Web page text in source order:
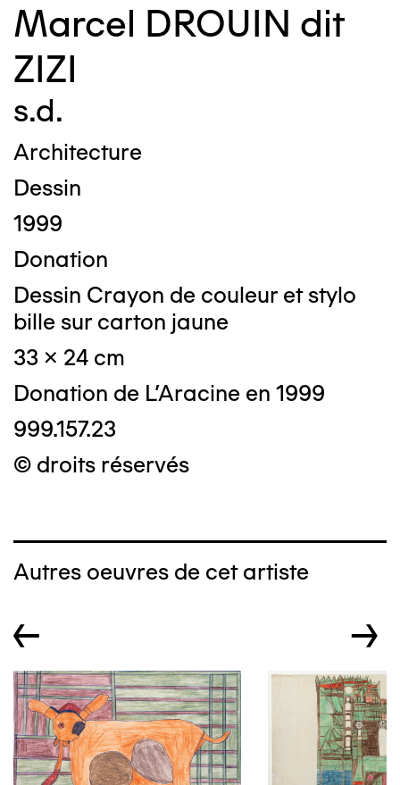
Marcel DROUIN dit
ZIZI
s.d.
Architecture
Dessin
1999
Donation
Dessin Crayon de couleur et stylo
bille sur carton jaune
33 x 24 cm
Donation de L'Aracine en 1999
999.157.23
© droits réservés
Autres oeuvres de cet artiste
← →